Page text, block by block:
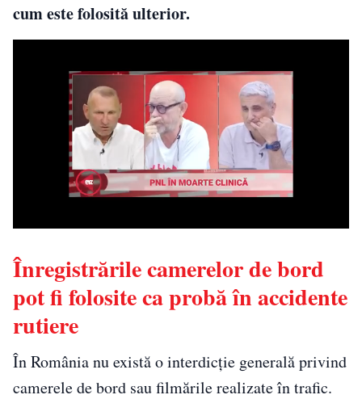
cum este folosită ulterior.
Înregistrările camerelor de bord
pot fi folosite ca probă în accidente
rutiere
În România nu există o interdicție generală privind
camerele de bord sau filmările realizate în trafic.